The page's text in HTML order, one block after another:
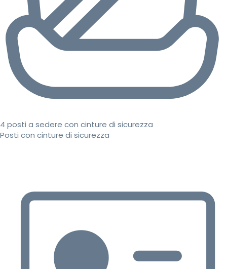
4 posti a sedere con cinture di sicurezza
Posti con cinture di sicurezza